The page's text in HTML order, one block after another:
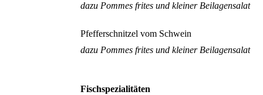
dazu Pommes frites und kleiner Beilagensalat
Pfefferschnitzel vom Schwein
dazu Pommes frites und kleiner Beilagensalat
Fischspezialitäten